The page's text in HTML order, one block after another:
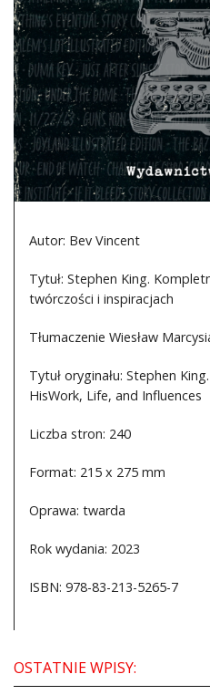
Autor: Bev Vincent
Tytuł: Stephen King.
twórczości i inspiracjach
Tłumaczenie Wiesław
Tytuł oryginału: Stephen
HisWork, Life, and Influences
Liczba stron: 240
Format: 215 x 275 mm
Oprawa: twarda
Rok wydania: 2023
ISBN: 978-83-213-5265-7
OSTATNIE WPISY: